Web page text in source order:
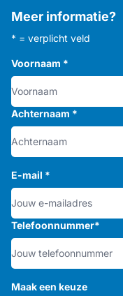
Meer informatie?
* = verplicht veld
Voornaam *
Achternaam *
E-mail *
Telefoonnummer*
Maak een keuze